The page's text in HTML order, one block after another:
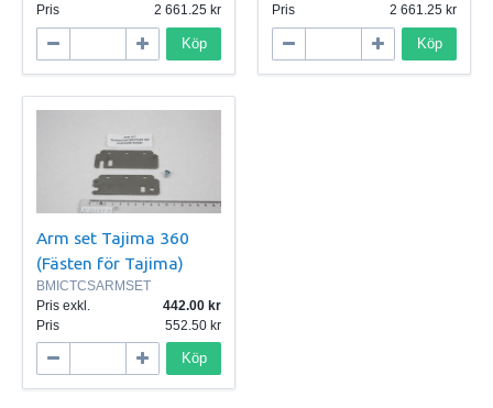
Pris
2 661.25
Köp
Pris
2 661.25
Köp
Arm set Tajima 360
(Fästen för Tajima)
BMICTCSARMSET
Pris exkl.
442.00
Pris
552.50
Köp